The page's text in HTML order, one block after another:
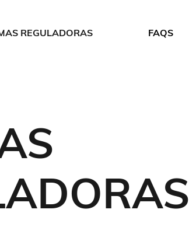
REGULADORAS FAQS